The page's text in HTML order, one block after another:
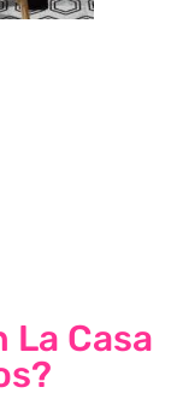
La Casa